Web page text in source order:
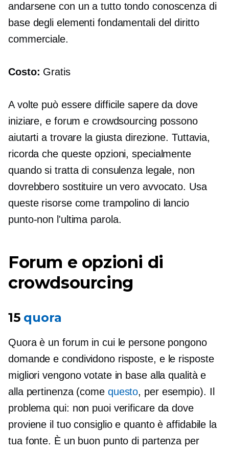
andarsene con una tutto tondo conoscenza di
base degli elementi fondamentali del diritto
commerciale.
Costo: Gratis
A volte può essere difficile sapere da dove
iniziare, e forum e crowdsourcing possono
aiutarti a trovare la giusta direzione. Tuttavia,
ricorda che queste opzioni, specialmente
quando si tratta di consulenza legale, non
dovrebbero sostituire un vero avvocato. Usa
queste risorse come trampolino di lancio
punto-non l'ultima parola.
Forum e opzioni di
crowdsourcing
15 quora
Quora è un forum in cui le persone pongono
domande e condividono risposte, e le risposte
migliori vengono votate in base alla qualità e
alla pertinenza (come questo, per esempio). Il
problema qui: non puoi verificare da dove
proviene il tuo consiglio e quanto è affidabile la
tua fonte. È un buon punto di partenza per